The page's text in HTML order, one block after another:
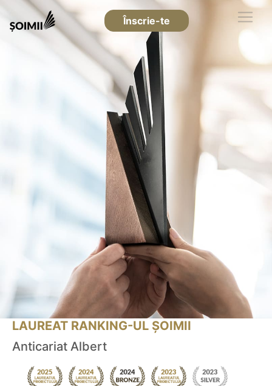
Înscrie-te
LAUREAT RANKING-UL ȘOIMII
Anticariat Albert